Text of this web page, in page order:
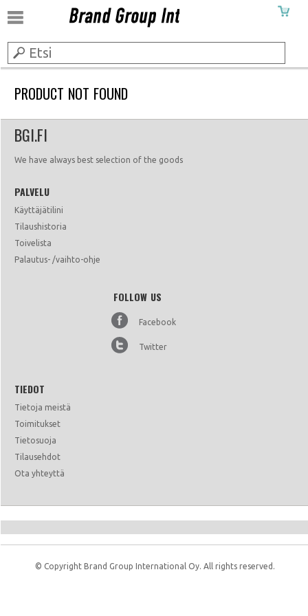
PRODUCT NOT FOUND
BGI.FI
We have always best selection of the goods
PALVELU
Käyttäjätilini
Tilaushistoria
Toivelista
Palautus- /vaihto-ohje
FOLLOW US
Facebook
Twitter
TIEDOT
Tietoja meistä
Toimitukset
Tietosuoja
Tilausehdot
Ota yhteyttä
© Copyright Brand Group International Oy. All rights reserved.